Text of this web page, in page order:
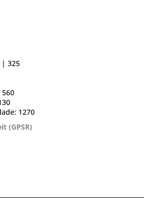
| 325
560
1270
(GPSR)